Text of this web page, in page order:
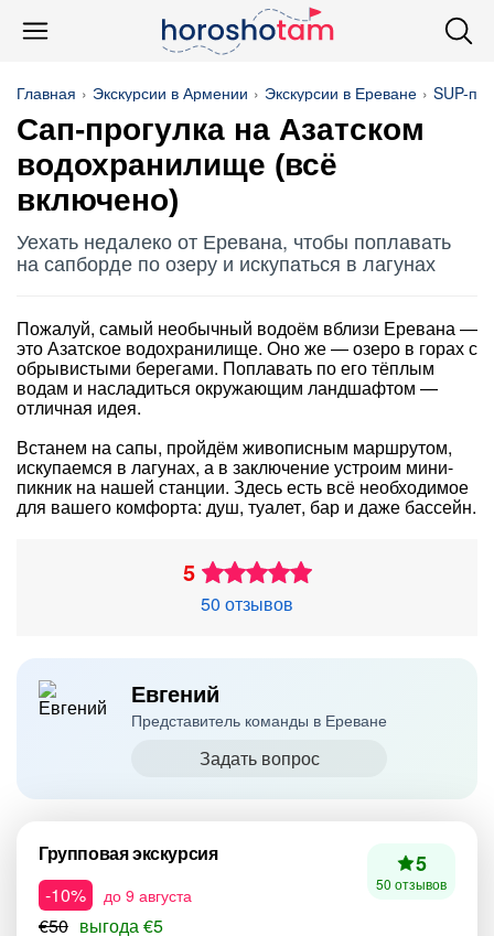
Главная Экскурсии в Армении Экскурсии в Ереване SUP-
Сап-прогулка на Азатском
водохранилище (всё
включено)
Уехать недалеко от Еревана, чтобы поплавать
на сапборде по озеру и искупаться в лагунах
Пожалуй, самый необычный водоём вблизи Еревана —
это Азатское водохранилище. Оно же — озеро в горах с
обрывистыми берегами. Поплавать по его тёплым
водам и насладиться окружающим ландшафтом —
отличная идея.
Встанем на сапы, пройдём живописным маршрутом,
искупаемся в лагунах, а в заключение устроим мини-
пикник на нашей станции. Здесь есть всё необходимое
для вашего комфорта: душ, туалет, бар и даже бассейн.
5
50 отзывов
Евгений
Представитель команды в Ереване
Задать вопрос
Групповая экскурсия
-10%
до 9 августа
€50 выгода €5
5
50 отзывов